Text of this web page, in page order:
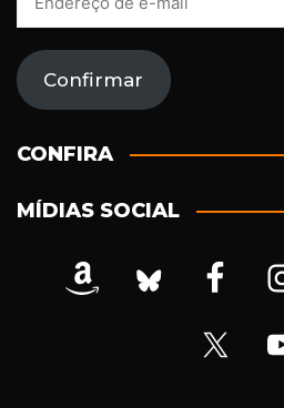
e
r
ç
d
Confirmar
CONFIRA
MÍDIAS SOCIAL